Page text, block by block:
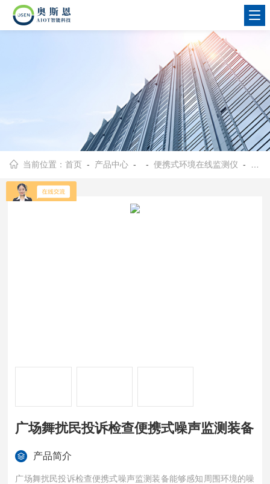
当前位置：首页 - 产品中心 - -便携式环境在线监测仪 - OSEN-Z广场舞扰民投诉检查便携式噪声监测装备
广场舞扰民投诉检查便携式噪声监测装备
产品简介
广场舞扰民投诉检查便携式噪声监测装备能够感知周围环境的噪